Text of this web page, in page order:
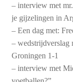
– interview met
je gijzelingen in
– Een dag met:
– wedstrijdverslag
Groningen 1-1
– interview met